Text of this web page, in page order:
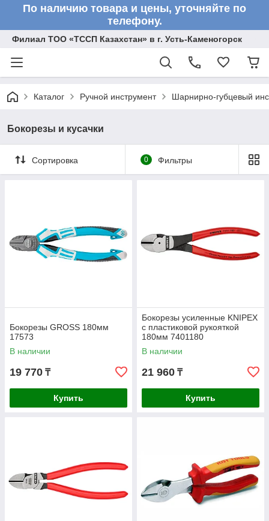
По наличию товара и цены, уточняйте по
телефону.
Филиал ТОО «ТССП Казахстан» в г. Усть-Каменогорск
Каталог Ручной инструмент Шарнирно-губцевый
Бокорезы и кусачки
Сортировка 0 Фильтры
Бокорезы GROSS 180мм
17573
В наличии
19 770 ₸
Купить
Бокорезы усиленные KNIPEX
с пластиковой рукояткой
180мм 7401180
В наличии
21 960 ₸
Купить